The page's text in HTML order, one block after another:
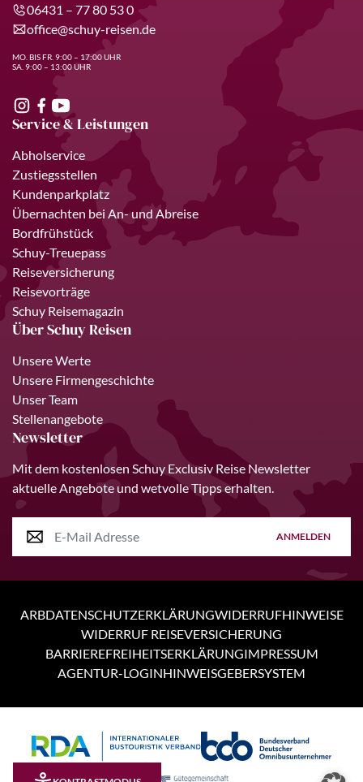
4 Tage
06431 – 77 80 53 0
office@schuy-reisen.de
MO. BIS FR. 9:00 – 17:00 UHR
SA. 9:00 – 13:00 UHR
Service & Leistungen
Abholservice
Zustiegsstellen
Kundenparkplatz
Übernachten bei An- und Abreise
Bordfrühstück
Schuy-Treuepass
Reiseversicherung
Reisevorträge
Schuy Reisemagazin
Über Schuy Reisen
Unsere Werte
Unsere Firmengeschichte
Unser Team
Stellenangebote
Newsletter
Mit dem kostenlosen Schuy Exclusiv Reise Newsletter
aktuelle Angebote und wetvolle Tipps erhalten.
ANMELDEN
ARBDATENSCHUTZERKLÄRUNGWIDERRUFHINWEISE
WIDERRUF REISEVERSICHERUNG
BARRIEREFREIHEITSERKLÄRUNGIMPRESSUM
AGENTUR-LOGINHINWEISGEBERSYSTEM